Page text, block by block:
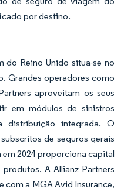
por destino.
do Reino Unido situa-se no
Grandes operadores como
aproveitam os seus
em módulos de sinistros
distribuição integrada. O
de seguros gerais
2024 proporciona capital
A Allianz Partners
com a MGA Avid Insurance,